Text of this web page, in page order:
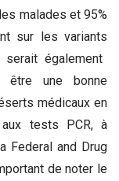
malades et 95%
sur les variants
serait également
être une bonne
médicaux en
tests PCR, à
Federal and Drug
de noter le